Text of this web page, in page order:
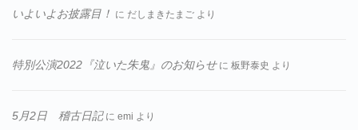
いよいよお披露目！ に だしまきたまご より
特別公演2022『泣いた朱鬼』のお知らせに 板野泰史 より
5月2日 稽古日記に emi より